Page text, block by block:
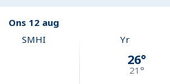
Ons 12 aug
SMHI Yr
26°
21°